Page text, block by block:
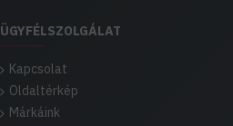
ÜGYFÉLSZOLGÁLAT
Kapcsolat
Oldaltérkép
Márkáink